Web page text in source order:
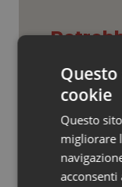
Rene &
cookie
Questo
migliorare